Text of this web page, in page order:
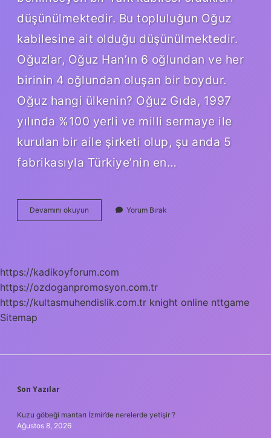
düşünülmektedir. Bu topluluğun Oğuz
kabilesine ait olduğu düşünülmektedir.
Oğuzlar, Oğuz Han’ın 6 oğlundan ve her
birinin 4 oğlundan oluşan bir boydur.
Oğuz hangi ülkenin? Oğuz Gıda, 1997
yılında %100 yerli ve milli sermaye ile
kurulan bir aile şirketi olup, şu anda 5
fabrikasıyla Türkiye’nin en…
Devamını okuyun
Türkleri
Yorum Bırak
https://kadikoyforum.com
https://ozdoganpromosyon.com.tr
https://kultasmuhendislik.com.tr knight online nttgame
Sitemap
SIDEBAR
Son Yazılar
Kuzu göbeği mantarı İzmir’de nerelerde yetişir ?
Ağustos 8, 2026